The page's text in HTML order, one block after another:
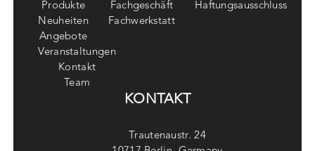
Produkte
Neuheiten
Angebote
Fachgeschäft
Fachwerkstatt
Haftungsausschluss
Veranstaltungen
Kontakt
Team
KONTAKT
Trautenaustr. 24